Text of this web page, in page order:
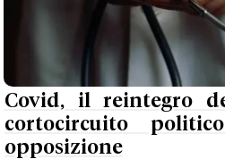
Covid, il reintegro
cortocircuito
opposizione